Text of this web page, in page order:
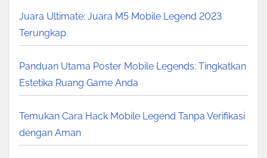
Juara Ultimate: Juara M5 Mobile Legend 2023
Terungkap
Panduan Utama Poster Mobile Legends: Tingkatkan
Estetika Ruang Game Anda
Temukan Cara Hack Mobile Legend Tanpa Verifikasi
dengan Aman